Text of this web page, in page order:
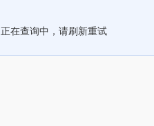
正在查询中，请刷新重试